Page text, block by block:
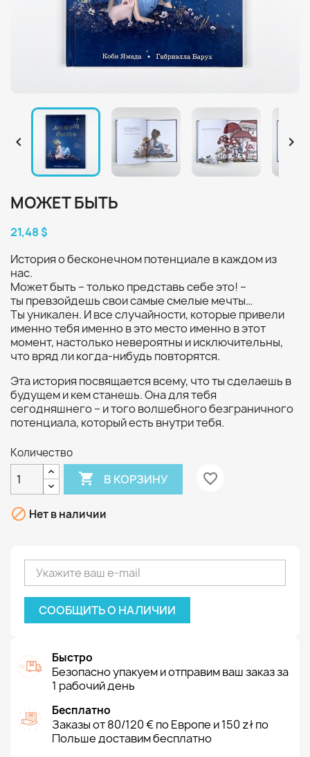
 
МОЖЕТ БЫТЬ
21,48 $
История о бесконечном потенциале в каждом из
нас.
Может быть – только представь себе это! –
ты превзойдешь свои самые смелые мечты…
Ты уникален. И все случайности, которые привели
именно тебя именно в это место именно в этот
момент, настолько невероятны и исключительны,
что вряд ли когда-нибудь повторятся.
Эта история посвящается всему, что ты сделаешь в
будущем и кем станешь. Она для тебя
сегодняшнего – и того волшебного безграничного
потенциала, который есть внутри тебя.
Количество
 В КОРЗИНУ favorite_border
 Нет в наличии
СООБЩИТЬ О НАЛИЧИИ
Быстро
Безопасно упакуем и отправим ваш заказ за
1 рабочий день
Бесплатно
Заказы от 80/120 € по Европе и 150 zł по
Польше доставим бесплатно